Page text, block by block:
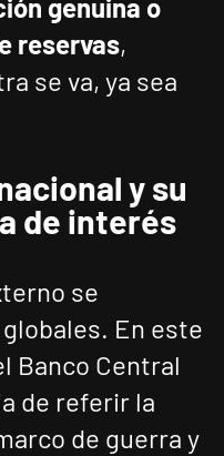
genuina o
reservas,
se va, ya sea
y su
de interés
se
En este
Banco Central
de referir la
de guerra y